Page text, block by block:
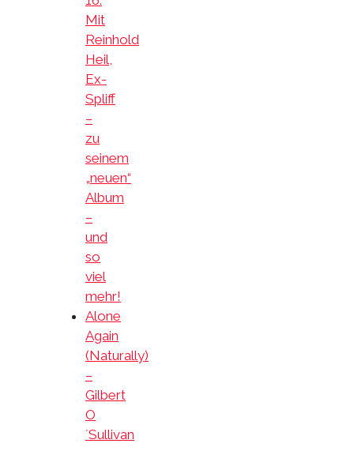
Mit
Reinhold
Heil,
Ex-
Spliff
–
zu
seinem
„neuen“
Album
–
und
so
viel
mehr!
Alone
Again
(Naturally)
–
Gilbert
O
´Sullivan